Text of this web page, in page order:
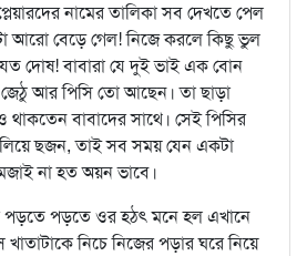
নামের তালিকা সব দেখতে পেল
আরো বেড়ে গেল! নিজে করলে কিছু ভুল
দোষ! বাবারা যে দুই ভাই এক বোন
আর পিসি তো আছেন। তা ছাড়া
থাকতেন বাবাদের সাথে। সেই পিসির
ছজন, তাই সব সময় যেন একটা
না হত অয়ন ভাবে।
পড়তে পড়তে ওর হঠৎ মনে হল এখানে
নিচে নিজের পড়ার ঘরে নিয়ে